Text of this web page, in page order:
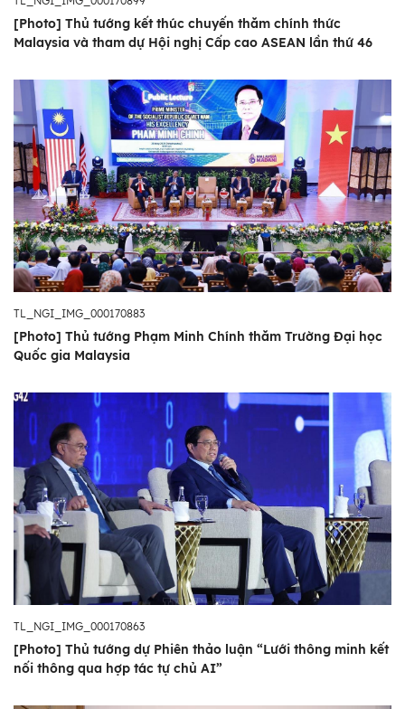
[Photo] Thủ tướng kết thúc chuyến thăm chính thức
Malaysia và tham dự Hội nghị Cấp cao ASEAN lần thứ 46
TL_NGI_IMG_000170883
[Photo] Thủ tướng Phạm Minh Chính thăm Trường Đại học
Quốc gia Malaysia
TL_NGI_IMG_000170863
[Photo] Thủ tướng dự Phiên thảo luận “Lưới thông minh kết
nối thông qua hợp tác tự chủ AI”